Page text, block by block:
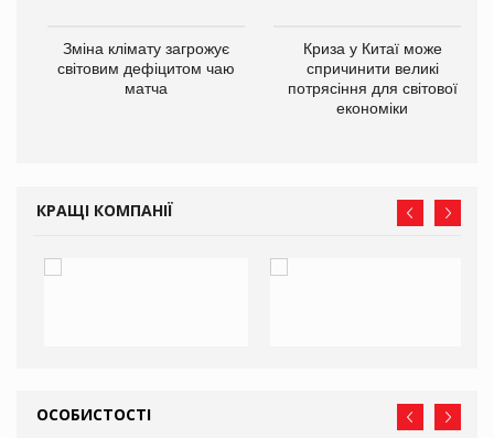
Зміна клімату загрожує
світовим дефіцитом чаю
матча
Криза у Китаї може
спричинити великі
потрясіння для світової
економіки
КРАЩІ КОМПАНІЇ
ОСОБИСТОСТІ